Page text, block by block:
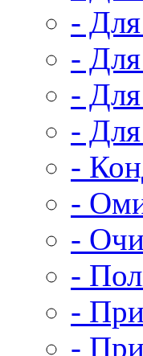
- Для
-
-
-
-
-
-
-
-
-